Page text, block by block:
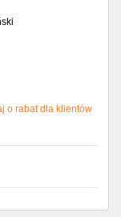
o rabat dla klientów